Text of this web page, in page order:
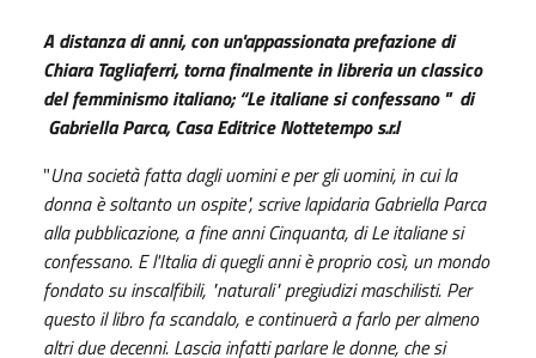
A distanza di anni, con un'appassionata prefazione di
Chiara Tagliaferri, torna finalmente in libreria un classico
del femminismo italiano; “Le italiane si confessano " di
Gabriella Parca, Casa Editrice Nottetempo s.r.l
"Una società fatta dagli uomini e per gli uomini, in cui la
donna è soltanto un ospite", scrive lapidaria Gabriella Parca
alla pubblicazione, a fine anni Cinquanta, di Le italiane si
confessano. E l'Italia di quegli anni è proprio così, unmondo
fondato su inscalfibili, "naturali" pregiudizi maschilisti. Per
questo il libro fa scandalo, e continuerà a farlo per almeno
altri due decenni. Lascia infatti parlare le donne, che si